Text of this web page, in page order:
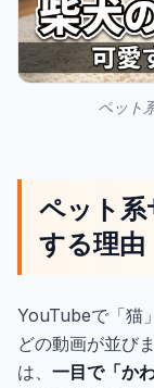
ペット
ペット系
する理由
YouTubeで「猫
どの動画が並び
は、 一目で「か